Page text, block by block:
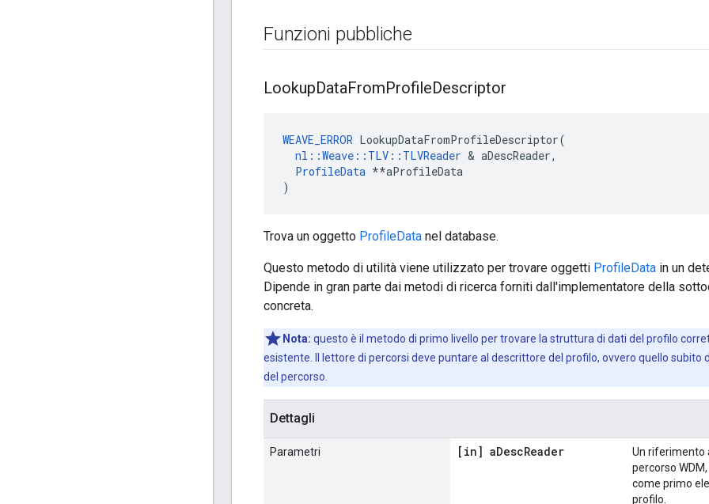
Funzioni pubbliche
LookupDataFromProfileDescriptor
WEAVE_ERROR LookupDataFromProfileDescriptor(
nl::Weave::TLV::TLVReader & aDescReader,
ProfileData **aProfileData
)
Trova un oggetto ProfileData nel database.
Questo metodo di utilità viene utilizzato per trovare oggetti ProfileData in un
Dipende in gran parte dai metodi di ricerca forniti dall'implementatore della
concreta.
Nota: questo è il metodo di primo livello per trovare la struttura di dati del profilo
esistente. Il lettore di percorsi deve puntare al descrittore del profilo, ovvero quello subito
del percorso.
Dettagli
Parametri [in] aDescReader
Un riferimento
percorso
come primo
profilo.